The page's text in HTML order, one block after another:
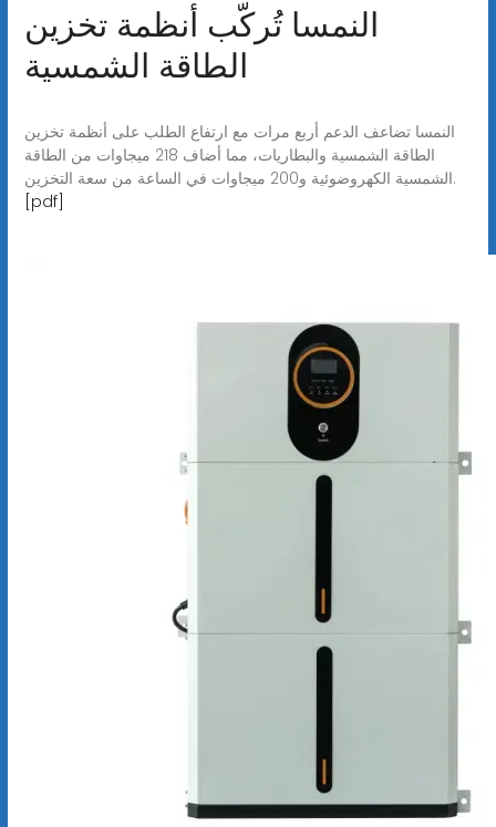
النمسا تُركّب أنظمة تخزين
الطاقة الشمسية
النمسا تضاعف الدعم أربع مرات مع ارتفاع الطلب على أنظمة تخزين
الطاقة الشمسية والبطاريات، مما أضاف 218 ميجاوات من الطاقة
الشمسية الكهروضوئية و200 ميجاوات في الساعة من سعة التخزين.
[pdf]